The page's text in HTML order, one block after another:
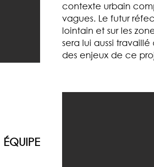
contexte urbain
vagues. Le futur
lointain et sur les
sera lui aussi
des enjeux de ce
ÉQUIPE